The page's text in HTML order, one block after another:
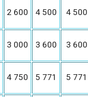
2 600 4 500 4 500
3 000 3 600 3 600
4 750 5 771 5 771